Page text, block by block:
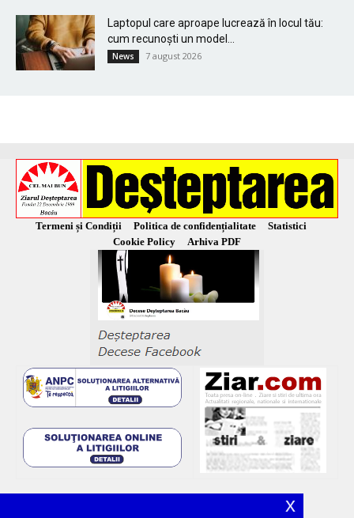
Laptopul care aproape lucrează în locul tău:
cum recunoști un model...
News 7 august 2026
Termeni și Condiții Politica de confidențialitate
Statistici
Cookie Policy
Arhiva PDF
x